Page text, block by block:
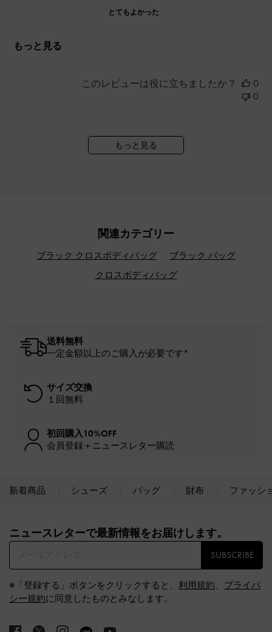
とてもよかった
もっと見る
このレビューは役に立ちましたか？
0
0
もっと見る
関連カテゴリー
ブラック クロスボディバッグ
ブラック バッグ
クロスボディバッグ
送料無料
一定金額以上のご購入が必要です*
サイズ交換
１回無料
初回購入10%OFF
会員登録＋ニュースレター購読
新着商品 シューズ バッグ 財布 ファッシ
ニュースレターで最新情報をお届けします。​
SUBSCRIBE
※「登録する」ボタンをクリックすると、 利用規約、 プライバ
シー規約に同意したものとみなします。